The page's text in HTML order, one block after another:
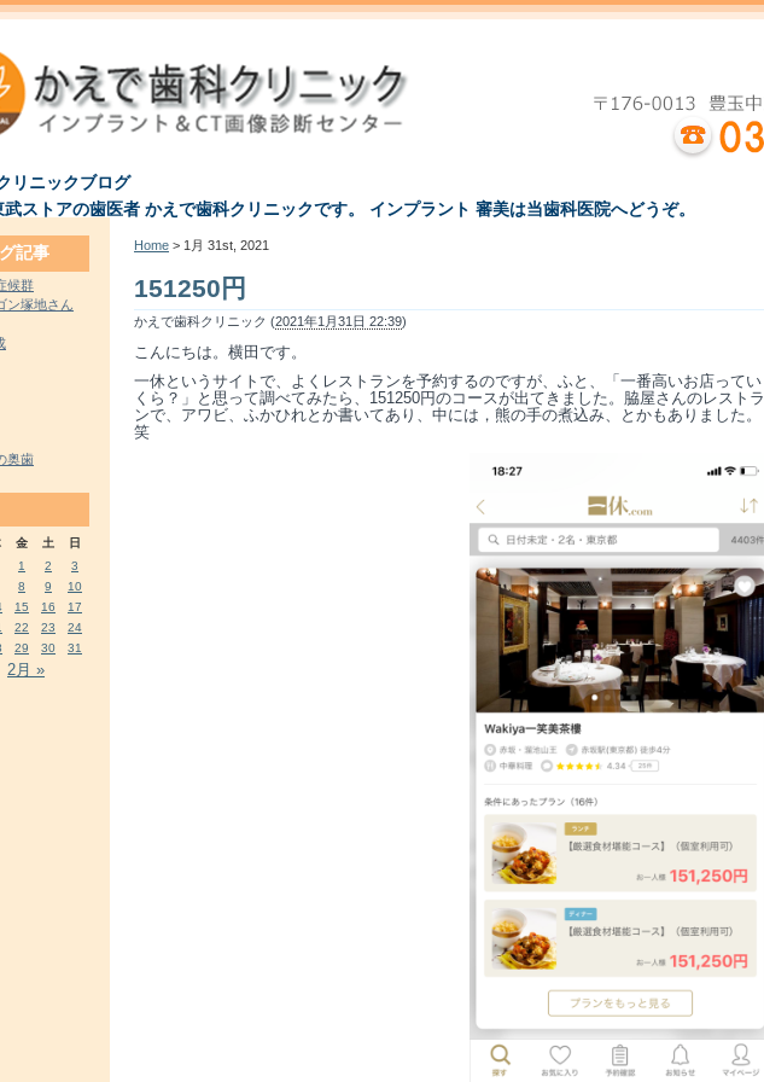
リニックブログ
ストアの歯医者 かえで歯科クリニックです。 インプラント 審美は当歯科医院へどうぞ。
Home > 1月 31st, 2021
151250円
かえで歯科クリニック (2021年1月31日 22:39)
こんにちは。横田です。
一休というサイトで、よくレストランを予約するのですが、ふと、「一番高いお店ってい
くら？」と思って調べてみたら、151250円のコースが出てきました。脇屋さんのレストラ
ンで、アワビ、ふかひれとか書いてあり、中には，熊の手の煮込み、とかもありました。
笑
記事
候群
ン塚地さん
奥歯
金 土
日
1
2
3
8 9
10
15 16
17
22 23
24
29 30 31
2月 »